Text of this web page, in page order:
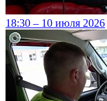
18:30 – 10 июля 2026